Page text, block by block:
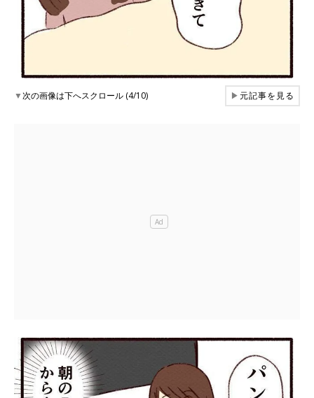
▼次の画像は下へスクロール (4/10) ▶元記事を見る